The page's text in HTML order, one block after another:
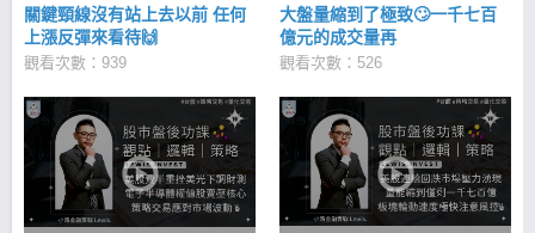
關鍵頸線沒有站上去以前 任何
上漲反彈來看待🙌
觀看次數：939
大盤量縮到了極致🙄一千七百
億元的成交量再
觀看次數：526